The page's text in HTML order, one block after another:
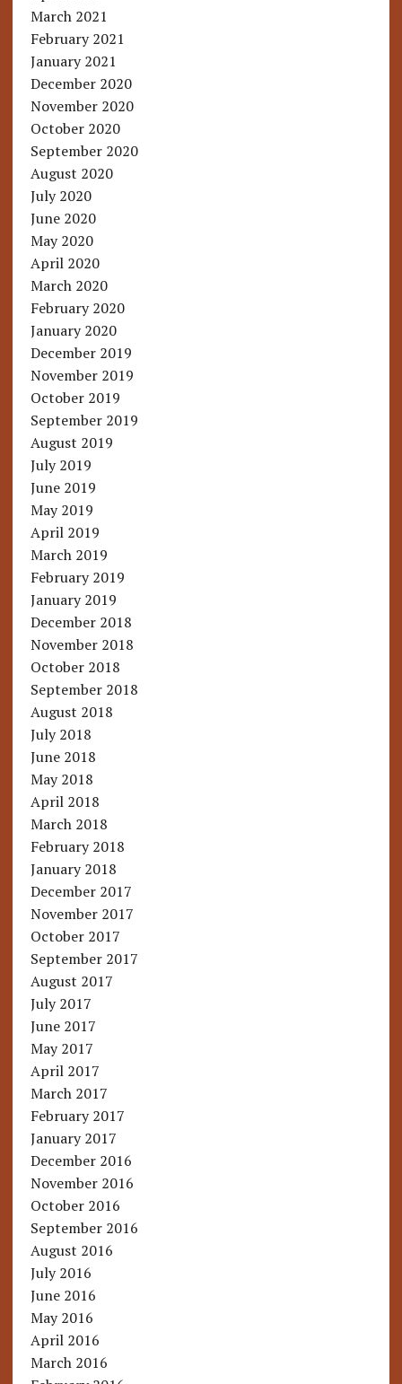
March 2021
February 2021
January 2021
December 2020
November 2020
October 2020
September 2020
August 2020
July 2020
June 2020
May 2020
April 2020
March 2020
February 2020
January 2020
December 2019
November 2019
October 2019
September 2019
August 2019
July 2019
June 2019
May 2019
April 2019
March 2019
February 2019
January 2019
December 2018
November 2018
October 2018
September 2018
August 2018
July 2018
June 2018
May 2018
April 2018
March 2018
February 2018
January 2018
December 2017
November 2017
October 2017
September 2017
August 2017
July 2017
June 2017
May 2017
April 2017
March 2017
February 2017
January 2017
December 2016
November 2016
October 2016
September 2016
August 2016
July 2016
June 2016
May 2016
April 2016
March 2016